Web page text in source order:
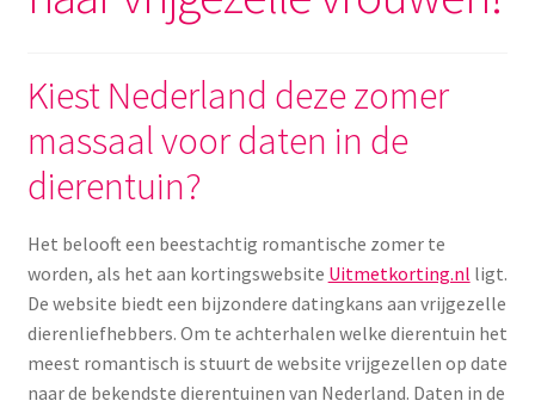
Menstruatiecups
Menstruatiepijn
Menstruatiesponsjes
Tampons
Stimulatie, vibrators
Kiest Nederland deze zomer
massaal voor daten in de
dierentuin?
Het belooft een beestachtig romantische zomer te
worden, als het aan kortingswebsite Uitmetkorting.nl ligt.
De website biedt een bijzondere datingkans aan vrijgezelle
dierenliefhebbers. Om te achterhalen welke dierentuin het
meest romantisch is stuurt de website vrijgezellen op date
naar de bekendste dierentuinen van Nederland. Daten in de